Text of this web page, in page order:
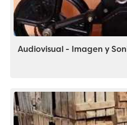
Audiovisual - Imagen y